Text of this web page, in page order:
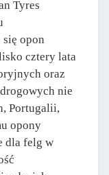
Tyres
opon
cztery lata
oraz
nie
Portugalii,
opony
dla felg w